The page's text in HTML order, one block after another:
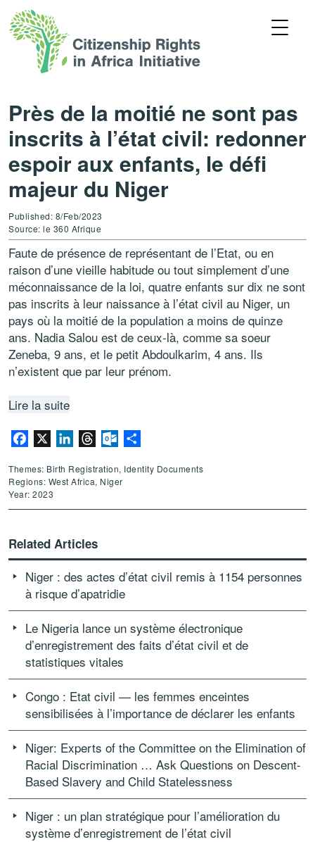
Près de la moitié ne sont pas
inscrits à l’état civil: redonner
espoir aux enfants, le défi
majeur du Niger
Published: 8/Feb/2023
Source: le 360 Afrique
Faute de présence de représentant de l’Etat, ou en
raison d’une vieille habitude ou tout simplement d’une
méconnaissance de la loi, quatre enfants sur dix ne sont
pas inscrits à leur naissance à l’état civil au Niger, un
pays où la moitié de la population a moins de quinze
ans. Nadia Salou est de ceux-là, comme sa soeur
Zeneba, 9 ans, et le petit Abdoulkarim, 4 ans. Ils
n’existent que par leur prénom.
Lire la suite
Facebook LinkedInThreadsOutlook.com
Themes: Birth Registration, Identity Documents
Regions: West Africa, Niger
Year: 2023
Related Articles
Niger : des actes d’état civil remis à 1154 personnes
à risque d’apatridie
Le Nigeria lance un système électronique
d’enregistrement des faits d’état civil et de
statistiques vitales
Congo : Etat civil — les femmes enceintes
sensibilisées à l’importance de déclarer les enfants
Niger: Experts of the Committee on the Elimination of
Racial Discrimination … Ask Questions on Descent-
Based Slavery and Child Statelessness
Niger : un plan stratégique pour l’amélioration du
système d’enregistrement de l’état civil